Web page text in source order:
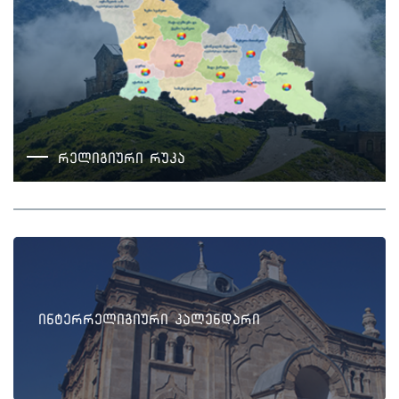
რელიგიური რუკა
ინტერრელიგიური კალენდარი